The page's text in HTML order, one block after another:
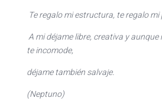
Te regalo mi estructura, te regalo
A mi déjame libre, creativa y
te incomode,
déjame también salvaje.
(Neptuno)